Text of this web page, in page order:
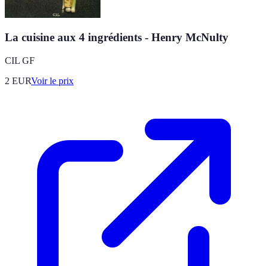
La cuisine aux 4 ingrédients - Henry McNulty
CIL GF
2 EURVoir le prix